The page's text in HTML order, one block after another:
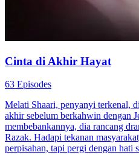
Cinta di Akhir Hayat
63 Episodes
Melati Shaari, penyanyi terkenal,
akhir sebelum berkahwin dengan
membebankannya, dia rancang
Razak. Hadapi tekanan
perpisahan, tapi pergi dengan hati